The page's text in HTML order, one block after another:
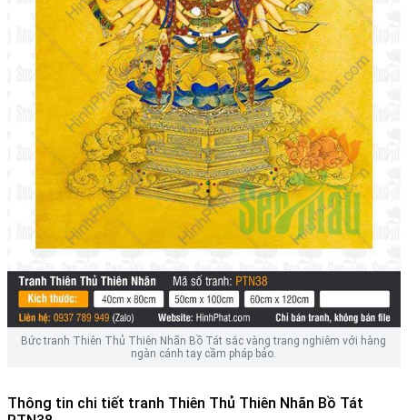
Bức tranh Thiên Thủ Thiên Nhãn Bồ Tát sắc vàng trang nghiêm với hàng
ngàn cánh tay cầm pháp bảo.
Thông tin chi tiết tranh Thiên Thủ Thiên Nhãn Bồ Tát